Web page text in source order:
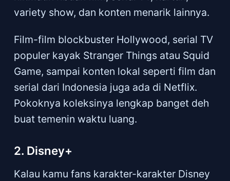
variety show, dan konten menarik lainnya.
Film-film blockbuster Hollywood, serial TV
populer kayak Stranger Things atau Squid
Game, sampai konten lokal seperti film dan
serial dari Indonesia juga ada di Netflix.
Pokoknya koleksinya lengkap banget deh
buat temenin waktu luang.
2. Disney+
Kalau kamu fans karakter-karakter Disney